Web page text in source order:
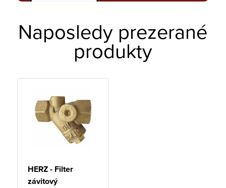
Naposledy prezerané
produkty
HERZ - Filter
závitový